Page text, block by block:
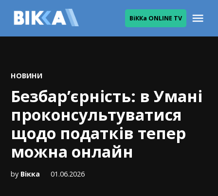
ВіККа ONLINE TV
POSTED
НОВИНИ
Безбар’єрність: в Умані
проконсультуватися
щодо податків тепер
можна онлайн
by Вікка 01.06.2026